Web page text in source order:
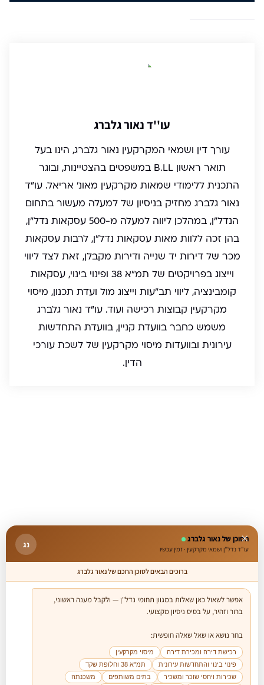
נג ×
הסוכן של נאור גלברג
עו"ד נדל"ן ושמאי מקרקעין · זמין עכשיו
ברוכים הבאים לסוכן החכם של נאור גלברג
בחר נושא או שאל שאלה חופשית:
רכישת דירה ומכירת דירה
מיסוי מקרקעין
פינוי בינוי והתחדשות עירונית
תמ"א 38 וחלופת שקד
שכירות ויחסי שוכר ומשכיר
בתים משותפים
משכנתה
עו''ד נאור גלברג
עורך דין ושמאי המקרקעין נאור גלברג, הינו בעל
תואר ראשון B.LL במשפטים בהצטיינות, ובוגר
התכנית ללימודי שמאות מקרקעין מאונ' אריאל. עו"ד
נאור גלברג מחזיק בניסיון של למעלה מעשור בתחום
הנדל"ן, במהלכן ליווה למעלה מ-500 עסקאות נדל"ן,
בהן זכה ללוות מאות עסקאות נדל"ן, לרבות עסקאות
מכר של דירות יד שנייה ודירות מקבלן, זאת לצד ליווי
וייצוג בפרויקטים של תמ"א 38 ופינוי בינוי, עסקאות
קומבינציה, ליווי תב"עות וייצוג מול ועדת תכנון, מיסוי
מקרקעין קבוצות רכישה ועוד. עו"ד נאור גלברג
משמש כחבר בוועדת קניין, בוועדת התחדשות
עירונית ובוועדות מיסוי מקרקעין של לשכת עורכי
הדין.